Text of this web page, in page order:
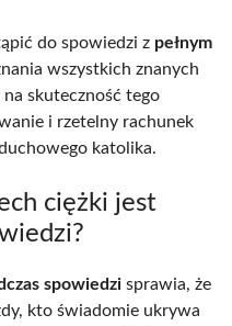
do spowiedzi z pełnym
wszystkich znanych
skuteczność tego
i rzetelny rachunek
katolika.
ciężki jest
spowiedzi sprawia, że
kto świadomie ukrywa